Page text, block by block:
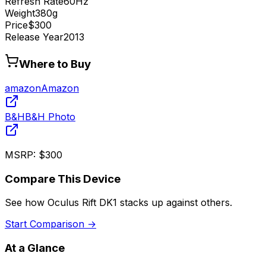
Weight380g
Price$300
Release Year2013
Where to Buy
amazonAmazon
B&HB&H Photo
MSRP: $300
Compare This Device
See how Oculus Rift DK1 stacks up against others.
Start Comparison →
At a Glance